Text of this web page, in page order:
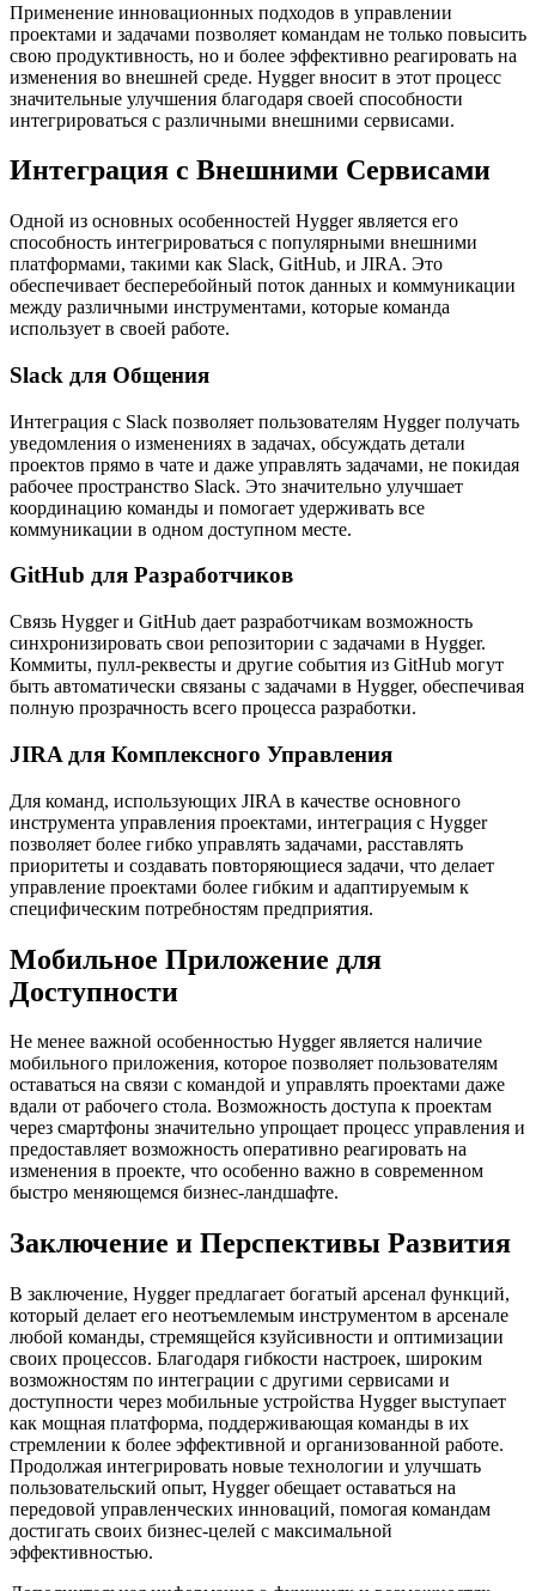
Применение инновационных подходов в управлении
проектами и задачами позволяет командам не только повысить
свою продуктивность, но и более эффективно реагировать на
изменения во внешней среде. Hygger вносит в этот процесс
значительные улучшения благодаря своей способности
интегрироваться с различными внешними сервисами.
Интеграция с Внешними Сервисами
Одной из основных особенностей Hygger является его
способность интегрироваться с популярными внешними
платформами, такими как Slack, GitHub, и JIRA. Это
обеспечивает бесперебойный поток данных и коммуникации
между различными инструментами, которые команда
использует в своей работе.
Slack для Общения
Интеграция с Slack позволяет пользователям Hygger получать
уведомления о изменениях в задачах, обсуждать детали
проектов прямо в чате и даже управлять задачами, не покидая
рабочее пространство Slack. Это значительно улучшает
координацию команды и помогает удерживать все
коммуникации в одном доступном месте.
GitHub для Разработчиков
Связь Hygger и GitHub дает разработчикам возможность
синхронизировать свои репозитории с задачами в Hygger.
Коммиты, пулл-реквесты и другие события из GitHub могут
быть автоматически связаны с задачами в Hygger, обеспечивая
полную прозрачность всего процесса разработки.
JIRA для Комплексного Управления
Для команд, использующих JIRA в качестве основного
инструмента управления проектами, интеграция с Hygger
позволяет более гибко управлять задачами, расставлять
приоритеты и создавать повторяющиеся задачи, что делает
управление проектами более гибким и адаптируемым к
специфическим потребностям предприятия.
Мобильное Приложение для
Доступности
Не менее важной особенностью Hygger является наличие
мобильного приложения, которое позволяет пользователям
оставаться на связи с командой и управлять проектами даже
вдали от рабочего стола. Возможность доступа к проектам
через смартфоны значительно упрощает процесс управления и
предоставляет возможность оперативно реагировать на
изменения в проекте, что особенно важно в современном
быстро меняющемся бизнес-ландшафте.
Заключение и Перспективы Развития
В заключение, Hygger предлагает богатый арсенал функций,
который делает его неотъемлемым инструментом в арсенале
любой команды, стремящейся кзуйсивности и оптимизации
своих процессов. Благодаря гибкости настроек, широким
возможностям по интеграции с другими сервисами и
доступности через мобильные устройства Hygger выступает
как мощная платформа, поддерживающая команды в их
стремлении к более эффективной и организованной работе.
Продолжая интегрировать новые технологии и улучшать
пользовательский опыт, Hygger обещает оставаться на
передовой управленческих инноваций, помогая командам
достигать своих бизнес-целей с максимальной
эффективностью.